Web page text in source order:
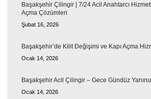
Başakşehir Çilingir | 7/24 Acil Anahtarcı
Açma Çözümleri
Şubat 16, 2026
Başakşehir’de Kilit Değişimi ve Kapı Açma
Ocak 14, 2026
Başakşehir Acil Çilingir – Gece Gündüz
Ocak 14, 2026